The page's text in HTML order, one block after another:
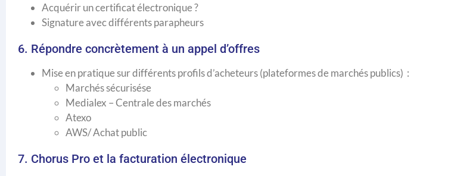
Acquérir un certificat électronique ?
Signature avec différents parapheurs
6. Répondre concrètement à un appel d’offres
Mise en pratique sur différents profils d’acheteurs (plateformes de marchés publics) :
Marchés sécurisése
Medialex – Centrale des marchés
Atexo
AWS/ Achat public
7. Chorus Pro et la facturation électronique